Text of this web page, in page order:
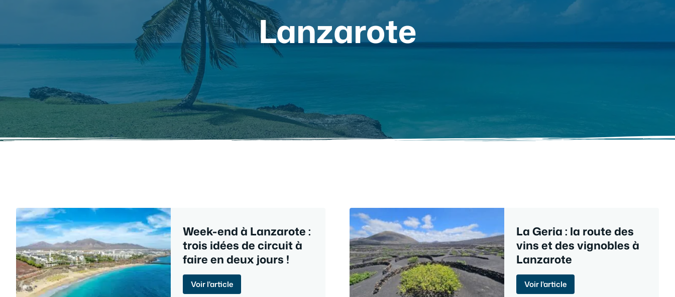
Lanzarote
Week-end à Lanzarote :
trois idées de circuit à
faire en deux jours !
Voir l'article
La Geria : la route des
vins et des vignobles à
Lanzarote
Voir l'article